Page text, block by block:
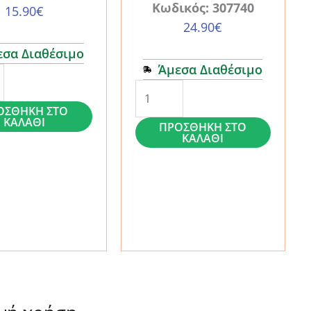
15.90€
Διαθέσιμο
ΣΤΟ
ΚΑΛΆΘΙ
Κωδικός: 307740
24.90€
Άμεσα Διαθέσιμο
Pixel
10
ΠΡΟΣΘΉΚΗ ΣΤΟ
ΚΑΛΆΘΙ